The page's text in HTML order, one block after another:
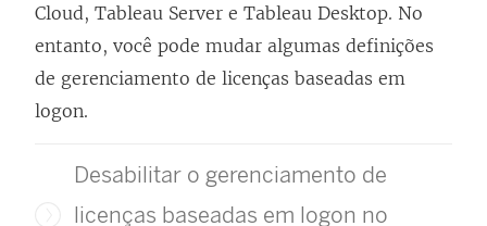
e
m
n
a
j
Cloud, Tableau Server e Tableau Desktop. No
entanto, você pode mudar algumas definições
de gerenciamento de licenças baseadas em
logon.
Desabilitar o gerenciamento de
licenças baseadas em logon no